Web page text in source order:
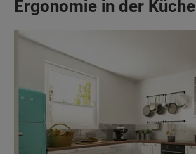
Ergonomie in der Küche